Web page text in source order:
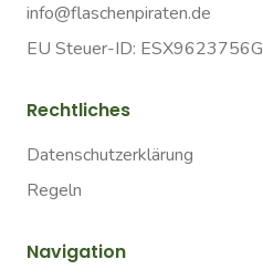
info@flaschenpiraten.de
EU Steuer-ID: ESX9623756G
Rechtliches
Datenschutzerklärung
Regeln
Navigation